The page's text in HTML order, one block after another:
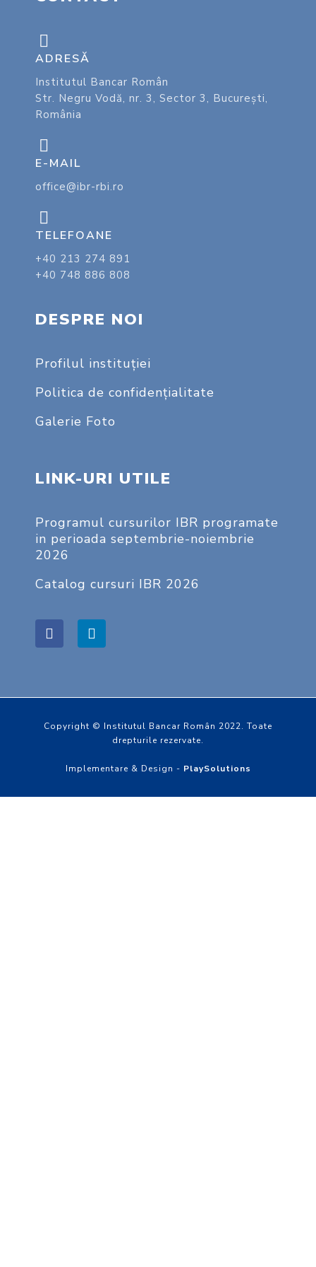
ADRESĂ
Institutul Bancar Român
Str. Negru Vodă, nr. 3, Sector 3, București,
România
E-MAIL
office@ibr-rbi.ro
TELEFOANE
+40 213 274 891
+40 748 886 808
DESPRE NOI
Profilul instituţiei
Politica de confidențialitate
Galerie Foto
LINK-URI UTILE
Programul cursurilor IBR programate
in perioada septembrie-noiembrie
2026
Catalog cursuri IBR 2026
Copyright © Institutul Bancar Român 2022. Toate
drepturile rezervate.
Implementare & Design - PlaySolutions